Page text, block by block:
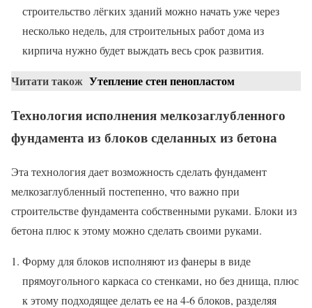
строительство лёгких зданий можно начать уже через
несколько недель, для строительных работ дома из
кирпича нужно будет выждать весь срок развития.
Читати також Утепление стен пенопластом
Технология исполнения мелкозаглубленного
фундамента из блоков сделанных из бетона
Эта технология дает возможность сделать фундамент
мелкозаглубленный постепенно, что важно при
строительстве фундамента собственными руками. Блоки из
бетона плюс к этому можно сделать своими руками.
Форму для блоков исполняют из фанеры в виде
прямоугольного каркаса со стенками, но без днища, плюс
к этому подходящее делать ее на 4-6 блоков, разделяя